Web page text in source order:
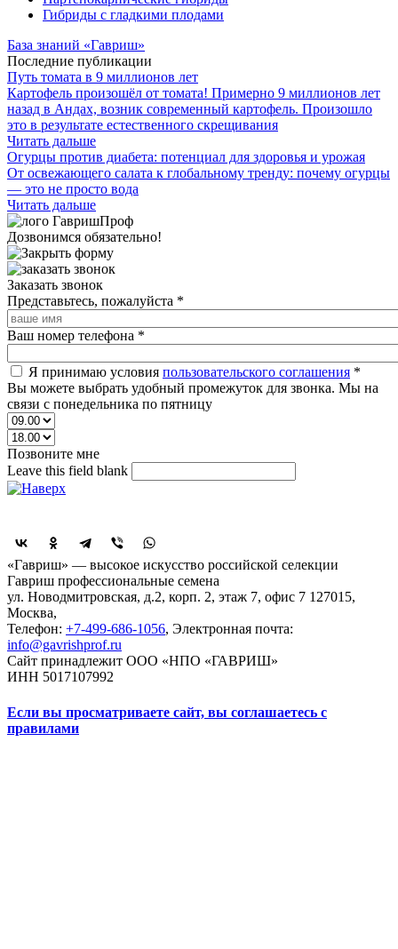
Гибриды с гладкими плодами
База знаний «Гавриш»
Последние публикации
Путь томата в 9 миллионов лет
Картофель произошёл от томата! Примерно 9 миллионов лет
назад в Андах, возник современный картофель. Произошло
это в результате естественного скрещивания
Читать дальше
Огурцы против диабета: потенциал для здоровья и урожая
От освежающего салата к глобальному тренду: почему огурцы
— это не просто вода
Читать дальше
Дозвонимся обязательно!
Заказать звонок
Представьтесь, пожалуйста *
Ваш номер телефона *
Я принимаю условия пользовательского соглашения *
Вы можете выбрать удобный промежуток для звонка. Мы на
связи с понедельника по пятницу
Позвоните мне
Leave this field blank
«Гавриш» — высокое искусство российской селекции
Гавриш профессиональные семена
ул. Новодмитровская, д.2, корп. 2, этаж 7, офис 7 127015,
Москва,
Телефон: +7-499-686-1056, Электронная почта:
info@gavrishprof.ru
Сайт принадлежит ООО «НПО «ГАВРИШ»
ИНН 5017107992
Если вы просматриваете сайт, вы соглашаетесь с
правилами